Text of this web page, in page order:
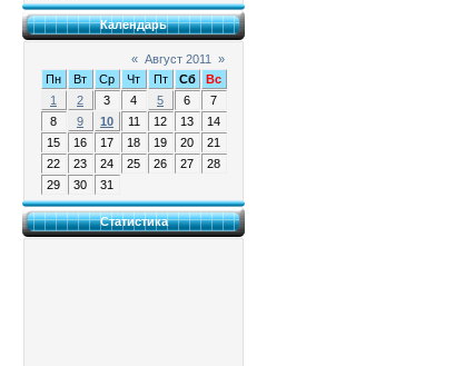
Календарь
« Август 2011
»
Пн
Вт Ср Чт Пт Сб
Вс
1
2 3 4 5 6
7
8
9 10 11 12 13
14
15
16 17 18 19 20
21
22
23 24 25 26 27
28
29
30 31
Статистика